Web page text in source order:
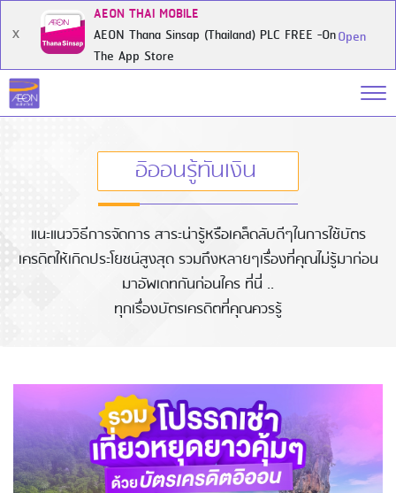
X
AEON THAI MOBILE
AEON Thana Sinsap (Thailand) PLC FREE -On
The App Store
Open
อิออนรู้ทันเงิน
แนะแนววิธีการจัดการ สาระน่ารู้หรือเคล็ดลับดีๆในการใช้บัตร
เครดิตให้เกิดประโยชน์สูงสุด รวมถึงหลายๆเรื่องที่คุณไม่รู้มาก่อน
มาอัพเดทกันก่อนใคร ที่นี่ ..
ทุกเรื่องบัตรเครดิตที่คุณควรรู้